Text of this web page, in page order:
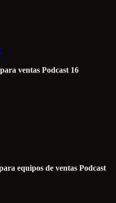
ventas Podcast 16
equipos de ventas Podcast